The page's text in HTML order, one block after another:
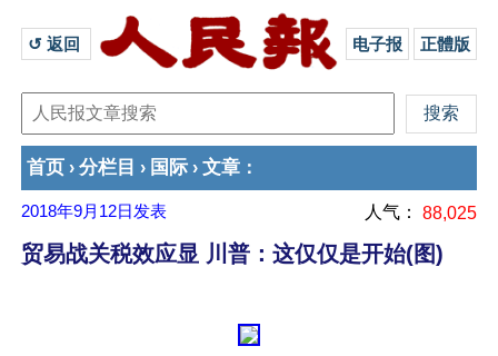
↺ 返回 电子报 正體版
首页 › 分栏目 › 国际 › 文章 ：
2018年9月12日 发表 人气： 88,025
贸易战关税效应显 川普：这仅仅是开始(图)